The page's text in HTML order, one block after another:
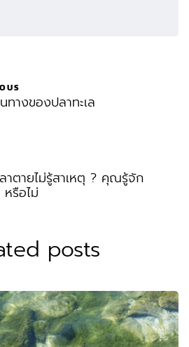
ทางของปลาทะเล
าตายไม่รู้สาเหตุ ? คุณรู้จัก
หรือไม่
posts